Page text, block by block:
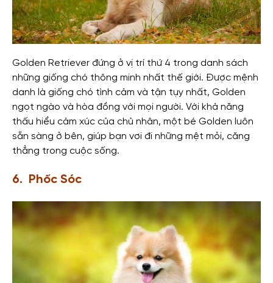
Golden Retriever đứng ở vị trí thứ 4 trong danh sách
những giống chó thông minh nhất thế giới. Được mệnh
danh là giống chó tình cảm và tận tụy nhất, Golden
ngọt ngào và hòa đồng với mọi người. Với khả năng
thấu hiểu cảm xúc của chủ nhân, một bé Golden luôn
sẵn sàng ở bên, giúp bạn vơi đi những mệt mỏi, căng
thẳng trong cuộc sống.
6. Phốc Sóc